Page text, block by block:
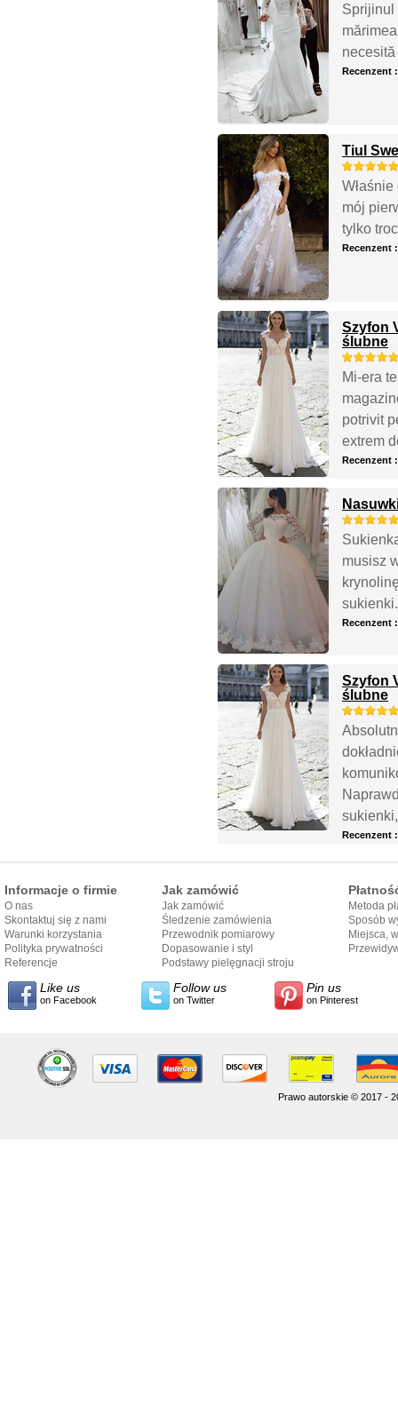
Sprijinul
Recenzent
Tiul
mój
tylko
Recenzent
Szyfon
ślubne
Mi-era
potrivit
extrem
Recenzent
musisz
sukienki.
Recenzent
Szyfon
ślubne
Recenzent
Informacje o firmie
O nas
Skontaktuj się z nami
Warunki korzystania
Polityka prywatności
Referencje
Jak zamówić
Jak zamówić
Śledzenie zamówienia
Przewodnik pomiarowy
Dopasowanie i styl
przewodnika
Podstawy pielęgnacji stroju
Metoda
Sposób
Miejsca,
Like us
on Facebook
Follow us
on Twitter
Pin us
on Pinterest
Prawo autorskie © 2017 -